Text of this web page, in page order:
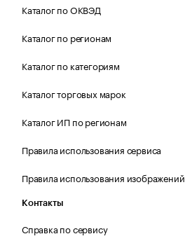
Каталог по ОКВЭД
Каталог по регионам
Каталог по категориям
Каталог торговых марок
Каталог ИП по регионам
Правила использования сервиса
Правила использования изображений
Контакты
Справка по сервису